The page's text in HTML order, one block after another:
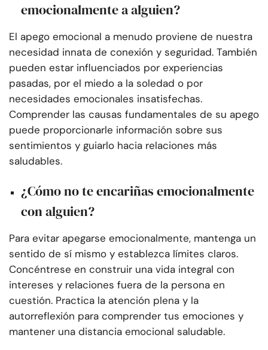
emocionalmente a alguien?
El apego emocional a menudo proviene de nuestra
necesidad innata de conexión y seguridad. También
pueden estar influenciados por experiencias
pasadas, por el miedo a la soledad o por
necesidades emocionales insatisfechas.
Comprender las causas fundamentales de su apego
puede proporcionarle información sobre sus
sentimientos y guiarlo hacia relaciones más
saludables.
¿Cómo no te encariñas emocionalmente
con alguien?
Para evitar apegarse emocionalmente, mantenga un
sentido de sí mismo y establezca límites claros.
Concéntrese en construir una vida integral con
intereses y relaciones fuera de la persona en
cuestión. Practica la atención plena y la
autorreflexión para comprender tus emociones y
mantener una distancia emocional saludable.